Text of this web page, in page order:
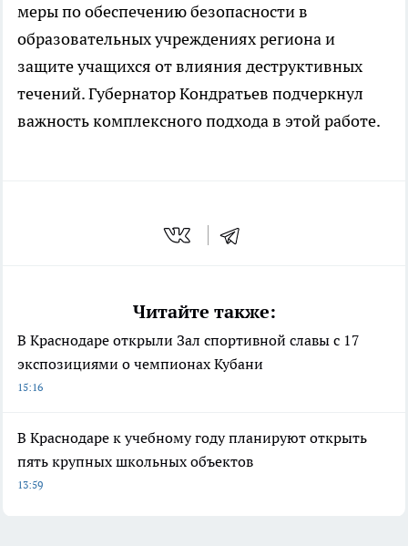
меры по обеспечению безопасности в
образовательных учреждениях региона и
защите учащихся от влияния деструктивных
течений. Губернатор Кондратьев подчеркнул
важность комплексного подхода в этой работе.
Читайте также:
В Краснодаре открыли Зал спортивной славы с 17
экспозициями о чемпионах Кубани
15:16
В Краснодаре к учебному году планируют открыть
пять крупных школьных объектов
13:59